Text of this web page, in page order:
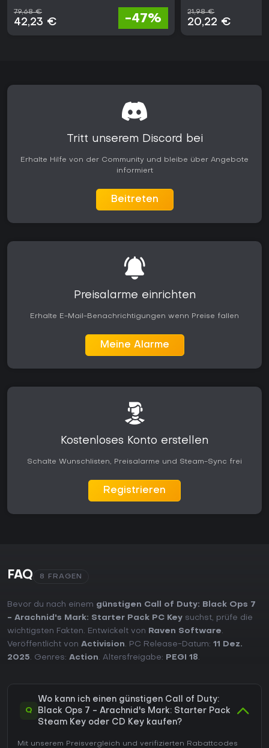
79,68 €
42,23 € -47%
21,98 €
20,22 €
Tritt unserem Discord bei
Erhalte Hilfe von der Community und bleibe über Angebote
informiert
Beitreten
Preisalarme einrichten
Erhalte E-Mail-Benachrichtigungen wenn Preise fallen
Meine Alarme
Kostenloses Konto erstellen
Schalte Wunschlisten, Preisalarme und Steam-Sync frei
Registrieren
FAQ 8 FRAGEN
Bevor du nach einem günstigen Call of Duty: Black Ops 7
- Arachnid's Mark: Starter Pack PC Key suchst, prüfe die
wichtigsten Fakten. Entwickelt von
Raven Software.
Veröffentlicht von Activision. PC Release-Datum: 11 Dez.
2025. Genres: Action. Altersfreigabe: PEGI 18.
Q
Wo kann ich einen günstigen Call of Duty:
Black Ops 7 - Arachnid's Mark: Starter Pack
Steam Key oder CD Key kaufen?
Mit unserem Preisvergleich und verifizierten Rabattcodes